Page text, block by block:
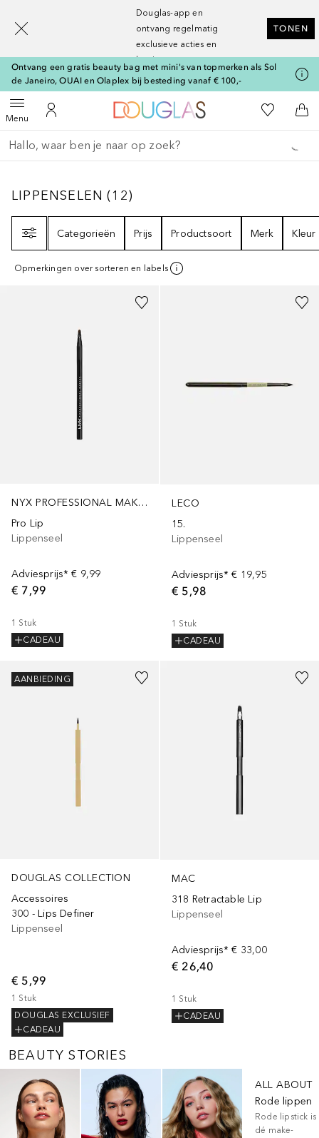
Douglas-app en
ontvang regelmatig
exclusieve acties en
kortingen
TONEN
Ontvang een gratis beauty bag met mini's van topmerken als Sol
de Janeiro, OUAI en Olaplex bij besteding vanaf € 100,-
MenuOpen menuNaar Mijn Account
Naar Douglas Home
Naar Mijn
Ga terug
Zoekopdracht uitvoeren
LIPPENSELEN 12
LIPPENSELEN (12)
Categorieën
Prijs Productsoort Merk Kleur
Opmerkingen over sorteren en labels
NYX PROFESSIONAL MAKEUP
Pro Lip
Lippenseel
Adviesprijs* € 9,99
€ 7,99
1 Stuk
CADEAU
LECO
15.
Lippenseel
Adviesprijs* € 19,95
€ 5,98
1 Stuk
CADEAU
DOUGLAS COLLECTION
Accessoires
300 - Lips Definer
Lippenseel
€ 5,99
1 Stuk
DOUGLAS EXCLUSIEF
CADEAU
AANBIEDING
MAC
318 Retractable Lip
Lippenseel
Adviesprijs* € 33,00
€ 26,40
1 Stuk
CADEAU
BEAUTY STORIES
Slider overslaan
ALL ABOUT
Rode lippen
Rode lipstick is
dé make-
[navigation.slideout.screenreader]